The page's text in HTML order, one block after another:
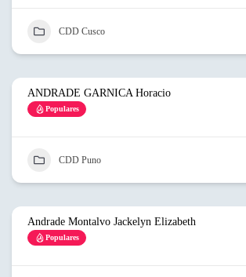
CDD Cusco
ANDRADE GARNICA Horacio
Populares
CDD Puno
Andrade Montalvo Jackelyn Elizabeth
Populares